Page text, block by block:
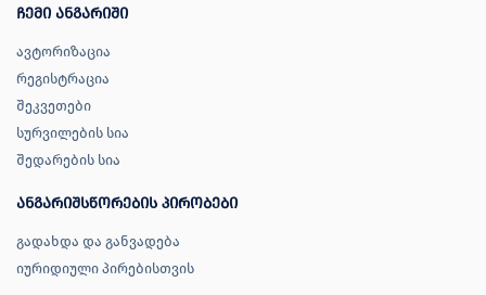
ჩემი ანგარიში
ავტორიზაცია
რეგისტრაცია
შეკვეთები
სურვილების სია
შედარების სია
ანგარიშსწორების პირობები
გადახდა და განვადება
იურიდიული პირებისთვის